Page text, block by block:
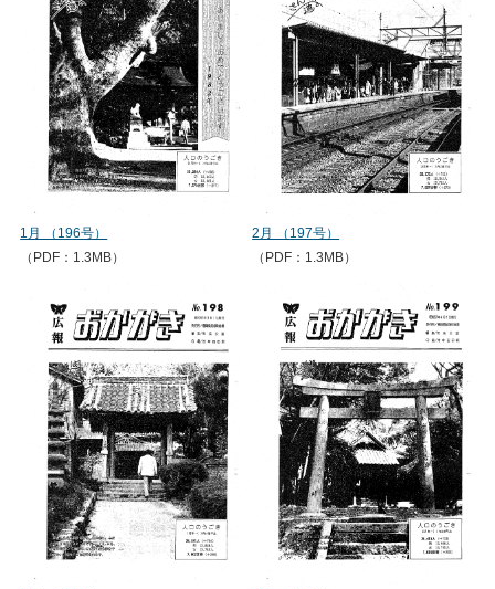
1月 （196号）
（PDF：1.3MB）
2月 （197号）
（PDF：1.3MB）